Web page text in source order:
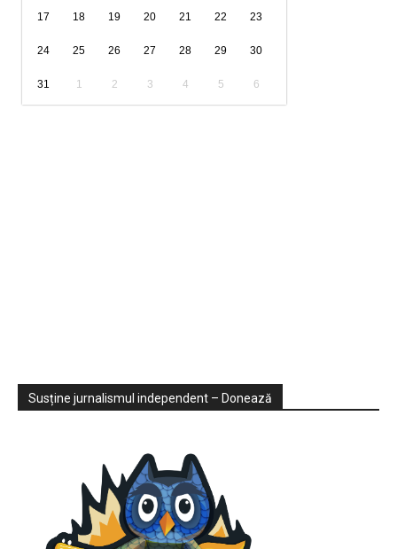
17 18 19 20 21 22 23
24 25 26 27 28 29 30
31 1 2 3 4 5 6
Sondaje
Video
Susține jurnalismul independent – Donează